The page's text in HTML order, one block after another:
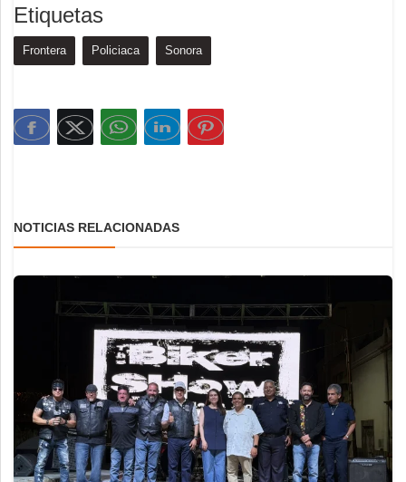
Etiquetas
Frontera Policiaca Sonora
NOTICIAS RELACIONADAS